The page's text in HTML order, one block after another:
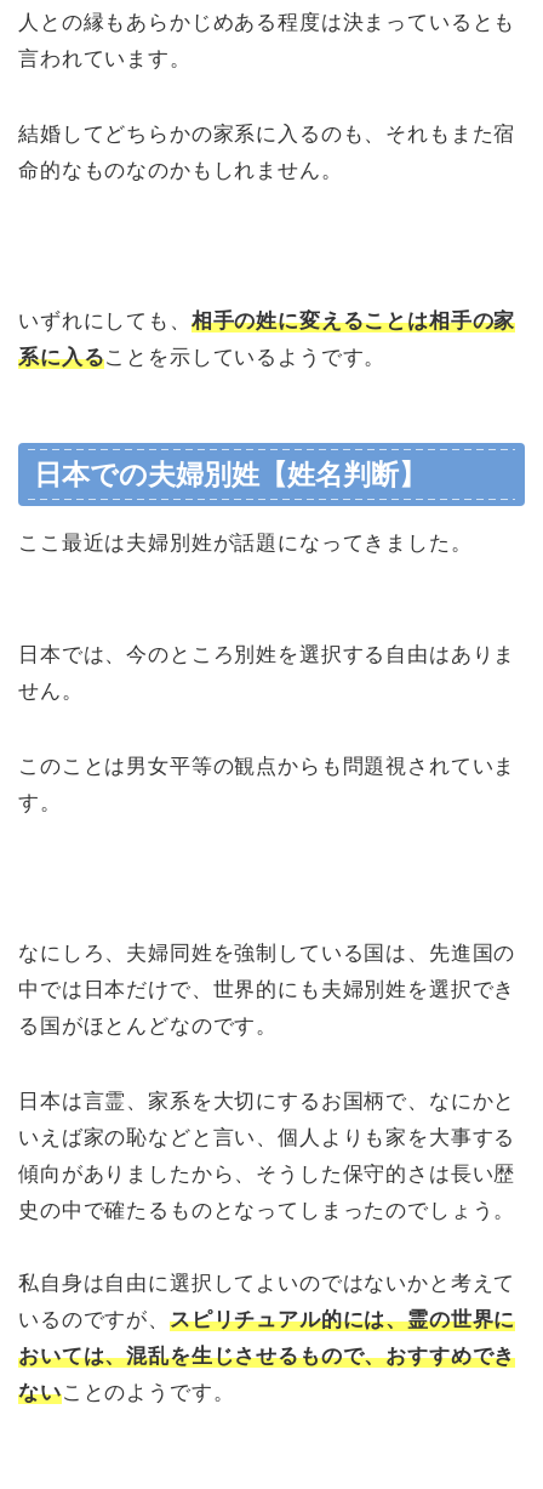
人との縁もあらかじめある程度は決まっているとも
言われています。
結婚してどちらかの家系に入るのも、それもまた宿
命的なものなのかもしれません。
いずれにしても、 相手の姓に変えることは相手の家
系に入ることを示しているようです。
日本での夫婦別姓【姓名判断】
ここ最近は夫婦別姓が話題になってきました。
日本では、今のところ別姓を選択する自由はありま
せん。
このことは男女平等の観点からも問題視されていま
す。
なにしろ、夫婦同姓を強制している国は、先進国の
中では日本だけで、世界的にも夫婦別姓を選択でき
る国がほとんどなのです。
日本は言霊、家系を大切にするお国柄で、なにかと
いえば家の恥などと言い、個人よりも家を大事する
傾向がありましたから、そうした保守的さは長い歴
史の中で確たるものとなってしまったのでしょう。
私自身は自由に選択してよいのではないかと考えて
いるのですが、 スピリチュアル的には、霊の世界に
おいては、混乱を生じさせるもので、おすすめでき
ないことのようです。